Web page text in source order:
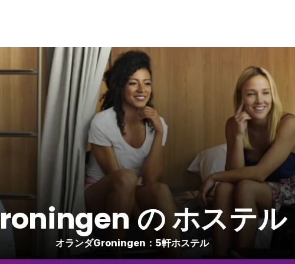
の ホステル
オランダGroningen：5軒ホステル